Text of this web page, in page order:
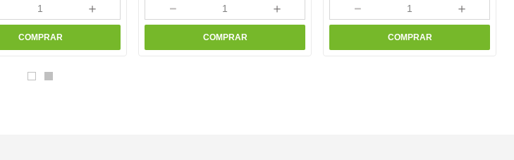
＋
COMPRAR
＋
－
COMPRAR
＋
－
COMPRAR